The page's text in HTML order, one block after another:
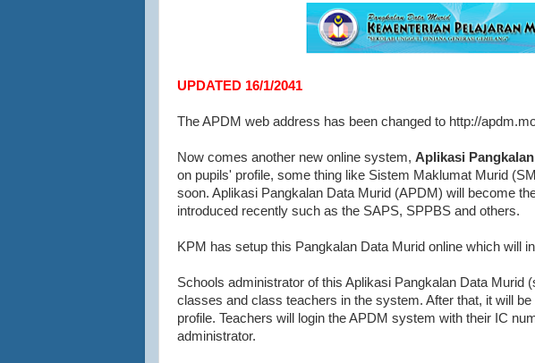
UPDATED 16/1/2041
The APDM web address has been changed to http://
Now comes another new online system, Aplikasi
on pupils' profile, some thing like Sistem Maklumat Murid
soon. Aplikasi Pangkalan Data Murid (APDM) will become
introduced recently such as the SAPS, SPPBS and others.
KPM has setup this Pangkalan Data Murid online which will
Schools administrator of this Aplikasi Pangkalan Data Murid
classes and class teachers in the system. After that, it will
profile. Teachers will login the APDM system with their IC
administrator.